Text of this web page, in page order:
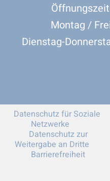
Montag /
Dienstag-
Datenschutz für Soziale
Netzwerke
Datenschutz zur
Weitergabe an Dritte
Barrierefreiheit